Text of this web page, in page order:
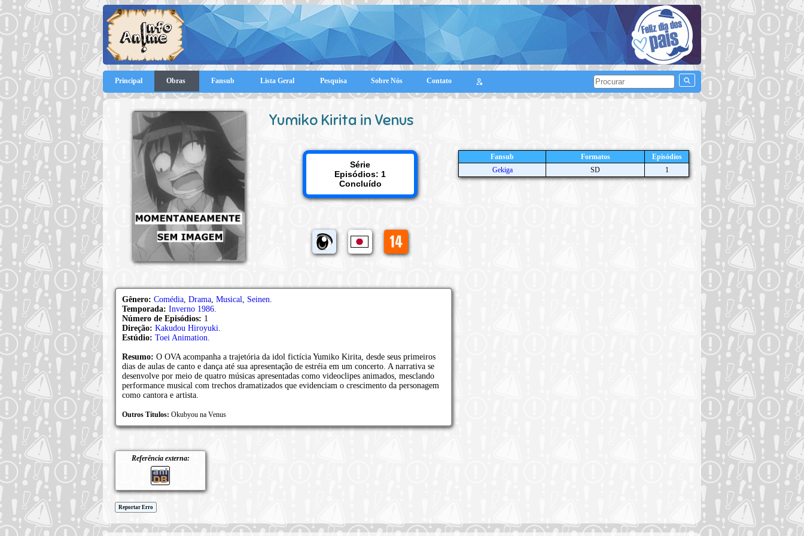
Principal Obras Fansub Lista Geral Pesquisa Sobre Nós Contato
Yumiko Kirita in Venus
Série
Episódios: 1
Concluído
Fansub Formatos
Episódios
Gekiga
SD 1
Gênero: Comédia, Drama, Musical, Seinen.
Temporada: Inverno 1986.
Número de Episódios: 1
Direção: Kakudou Hiroyuki.
Estúdio: Toei Animation.
Resumo: O OVA acompanha a trajetória da idol fictícia Yumiko Kirita, desde seus primeiros
dias de aulas de canto e dança até sua apresentação de estréia em um concerto. A narrativa se
desenvolve por meio de quatro músicas apresentadas como videoclipes animados, mesclando
performance musical com trechos dramatizados que evidenciam o crescimento da personagem
como cantora e artista.
Outros Títulos: Okubyou na Venus
Referência externa:
Reportar Erro